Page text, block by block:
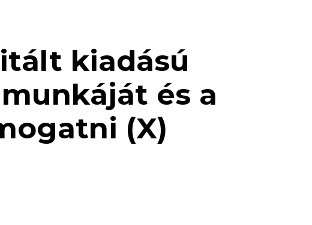
kiadású
és a
(X)